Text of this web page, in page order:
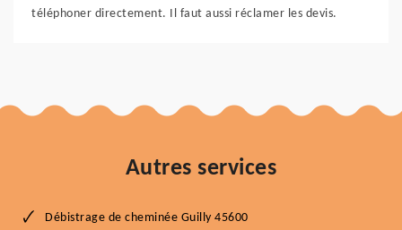
téléphoner directement. Il faut aussi réclamer les devis.
Autres services
Débistrage de cheminée Guilly 45600